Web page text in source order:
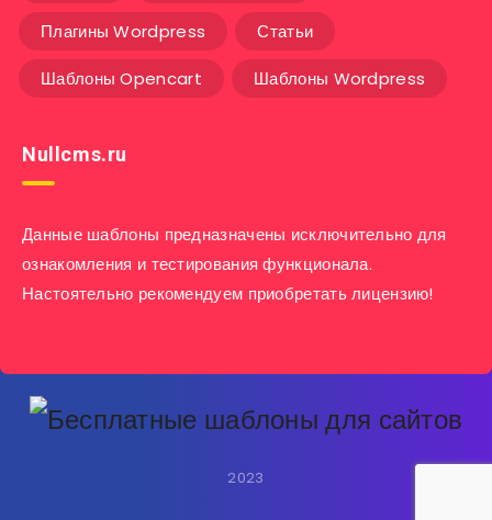
Плагины Wordpress Статьи
Шаблоны Opencart Шаблоны Wordpress
Nullcms.ru
Данные шаблоны предназначены исключительно для
ознакомления и тестирования функционала.
Настоятельно рекомендуем приобретать лицензию!
2023